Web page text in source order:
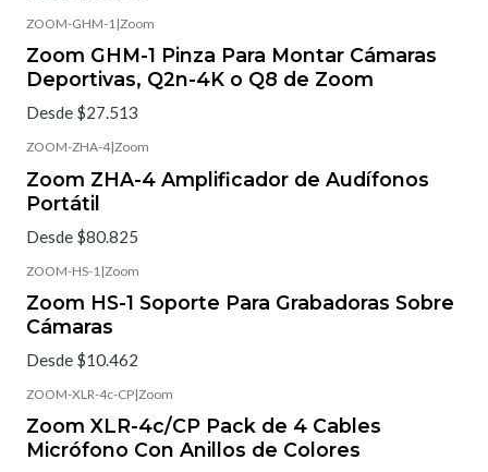
ZOOM-GHM-1|Zoom
Zoom GHM-1 Pinza Para Montar Cámaras
Deportivas, Q2n-4K o Q8 de Zoom
Desde $27.513
ZOOM-ZHA-4|Zoom
Zoom ZHA-4 Amplificador de Audífonos
Portátil
Desde $80.825
ZOOM-HS-1 |Zoom
Zoom HS-1 Soporte Para Grabadoras Sobre
Cámaras
Desde $10.462
ZOOM-XLR-4c-CP|Zoom
Zoom XLR-4c/CP Pack de 4 Cables
Micrófono Con Anillos de Colores